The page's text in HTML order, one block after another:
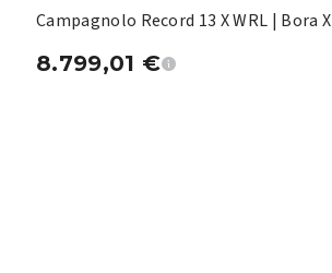
Campagnolo Record 13 X WRL | Bora X
8.799,01 €